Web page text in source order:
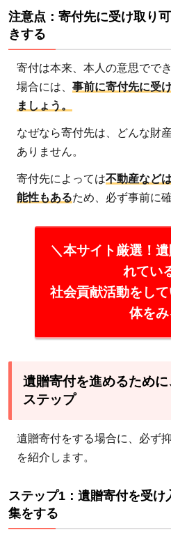
ステ
1：
遺贈
寄付
を受
け入
れて
いる
団体
の情
する
ステ
決め
る
ステ
ップ
遺言
執行
者を
注意点：寄付先に受け取り
きする
寄付は本来、本人の意思でで
場合には、 事前に寄付先に受
ましょう。
なぜなら寄付先は、どんな財
ありません。
寄付先によっては不動産など
能性もあるため、必ず事前に
＼本サイト厳選！
れてい
社会貢献活動をし
体をみ
遺贈寄付を進めるため
ステップ
遺贈寄付をする場合に、必ず
を紹介します。
ステップ1：遺贈寄付を受
集をする